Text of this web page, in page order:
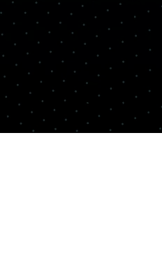
Copyright© Quemix Inc.